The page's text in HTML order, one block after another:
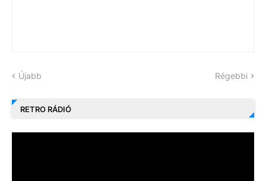
Újabb Régebbi
RETRO RÁDIÓ